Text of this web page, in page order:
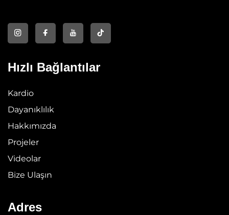
Hızlı Bağlantılar
Kardio
Dayanıklılık
Hakkımızda
Projeler
Videolar
Bize Ulaşın
Adres